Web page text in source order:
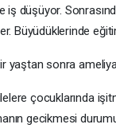
iş düşüyor.
Büyüdüklerinde
yaştan sonra
çocuklarında
gecikmesi